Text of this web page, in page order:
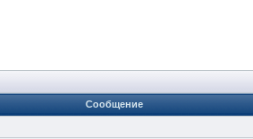
Сообщение